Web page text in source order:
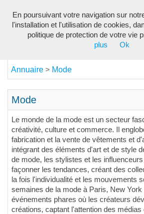
Annuaire > Mode
Mode
Le monde de la mode est un secteur
créativité, culture et commerce. Il
fabrication et la vente de vêtements et
intégrant des éléments d'art et de style
de mode, les stylistes et les
façonner les tendances, créant des
la fois l'individualité et les mouvements
semaines de la mode à Paris, New
événements phares où les créateurs
créations, captant l'attention des
En poursuivant votre navigation sur
l'installation et l'utilisation de cookies,
politique de protection de votre vie
plus
Ok